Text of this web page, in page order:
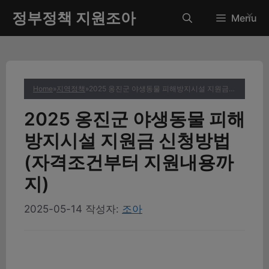
츠
정부정책 지원조아 Menu
Home»지역정책 » 2025 옹진군 야생동물 피해방지시설 지원금 신청방법 (자격조건부터 지원내용까지)
2025 옹진군 야생동물 피해
방지시설 지원금 신청방법
(자격조건부터 지원내용까
지)
2025-05-14 작성자: 조아
✕